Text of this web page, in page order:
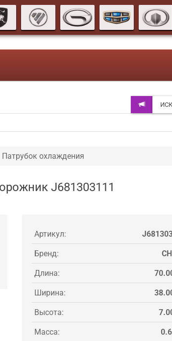
Патрубок охлаждения
J681303111
Артикул:
Бренд:
Длина:
Ширина:
Высота:
Масса: